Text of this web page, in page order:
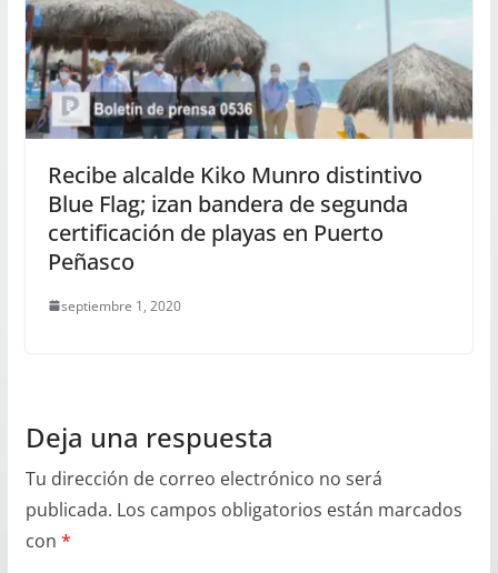
Recibe alcalde Kiko Munro distintivo
Blue Flag; izan bandera de segunda
certificación de playas en Puerto
Peñasco
septiembre 1, 2020
Deja una respuesta
Tu dirección de correo electrónico no será
publicada. Los campos obligatorios están marcados
con *